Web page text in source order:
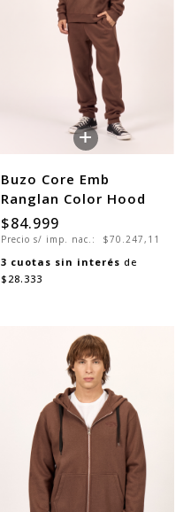
+
Buzo Core Emb
Ranglan Color Hood
$84.999
Precio s/ imp. nac.: $70.247,11
3 cuotas sin interés de
$28.333